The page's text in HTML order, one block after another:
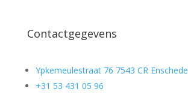
Contactgegevens
Ypkemeulestraat 76 7543 CR Enschede
+31 53 431 05 96